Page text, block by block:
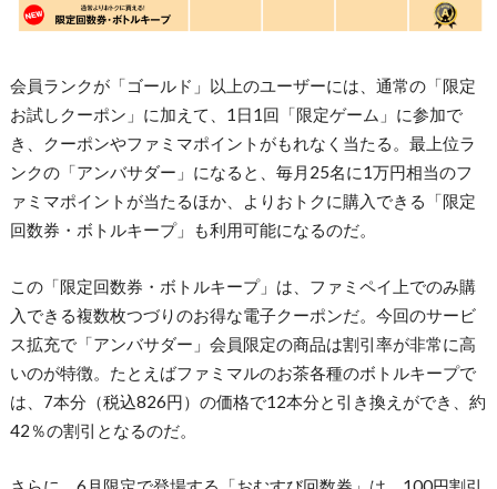
会員ランクが「ゴールド」以上のユーザーには、通常の「限定
お試しクーポン」に加えて、1日1回「限定ゲーム」に参加で
き、クーポンやファミマポイントがもれなく当たる。最上位ラ
ンクの「アンバサダー」になると、毎月25名に1万円相当のフ
ァミマポイントが当たるほか、よりおトクに購入できる「限定
回数券・ボトルキープ」も利用可能になるのだ。
この「限定回数券・ボトルキープ」は、ファミペイ上でのみ購
入できる複数枚つづりのお得な電子クーポンだ。今回のサービ
ス拡充で「アンバサダー」会員限定の商品は割引率が非常に高
いのが特徴。たとえばファミマルのお茶各種のボトルキープで
は、7本分（税込826円）の価格で12本分と引き換えができ、約
42％の割引となるのだ。